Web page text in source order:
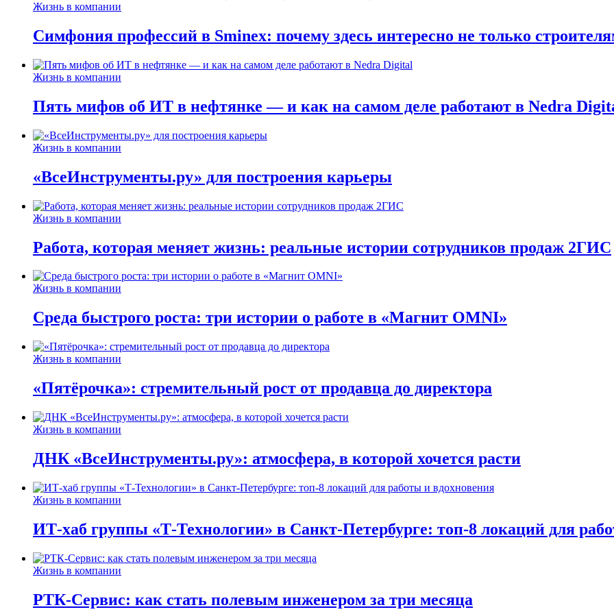
Жизнь в компании
Симфония профессий в Sminex: почему здесь интересно не только
Жизнь в компании
Пять мифов об ИТ в нефтянке — и как на самом деле работают в Nedra
Жизнь в компании
«ВсеИнструменты.ру» для построения карьеры
Жизнь в компании
Работа, которая меняет жизнь: реальные истории сотрудников продаж 2ГИС
Жизнь в компании
Среда быстрого роста: три истории о работе в «Магнит OMNI»
Жизнь в компании
«Пятёрочка»: стремительный рост от продавца до директора
Жизнь в компании
ДНК «ВсеИнструменты.ру»: атмосфера, в которой хочется расти
Жизнь в компании
ИТ-хаб группы «Т-Технологии» в Санкт-Петербурге: топ-8 локаций для
Жизнь в компании
РТК-Сервис: как стать полевым инженером за три месяца